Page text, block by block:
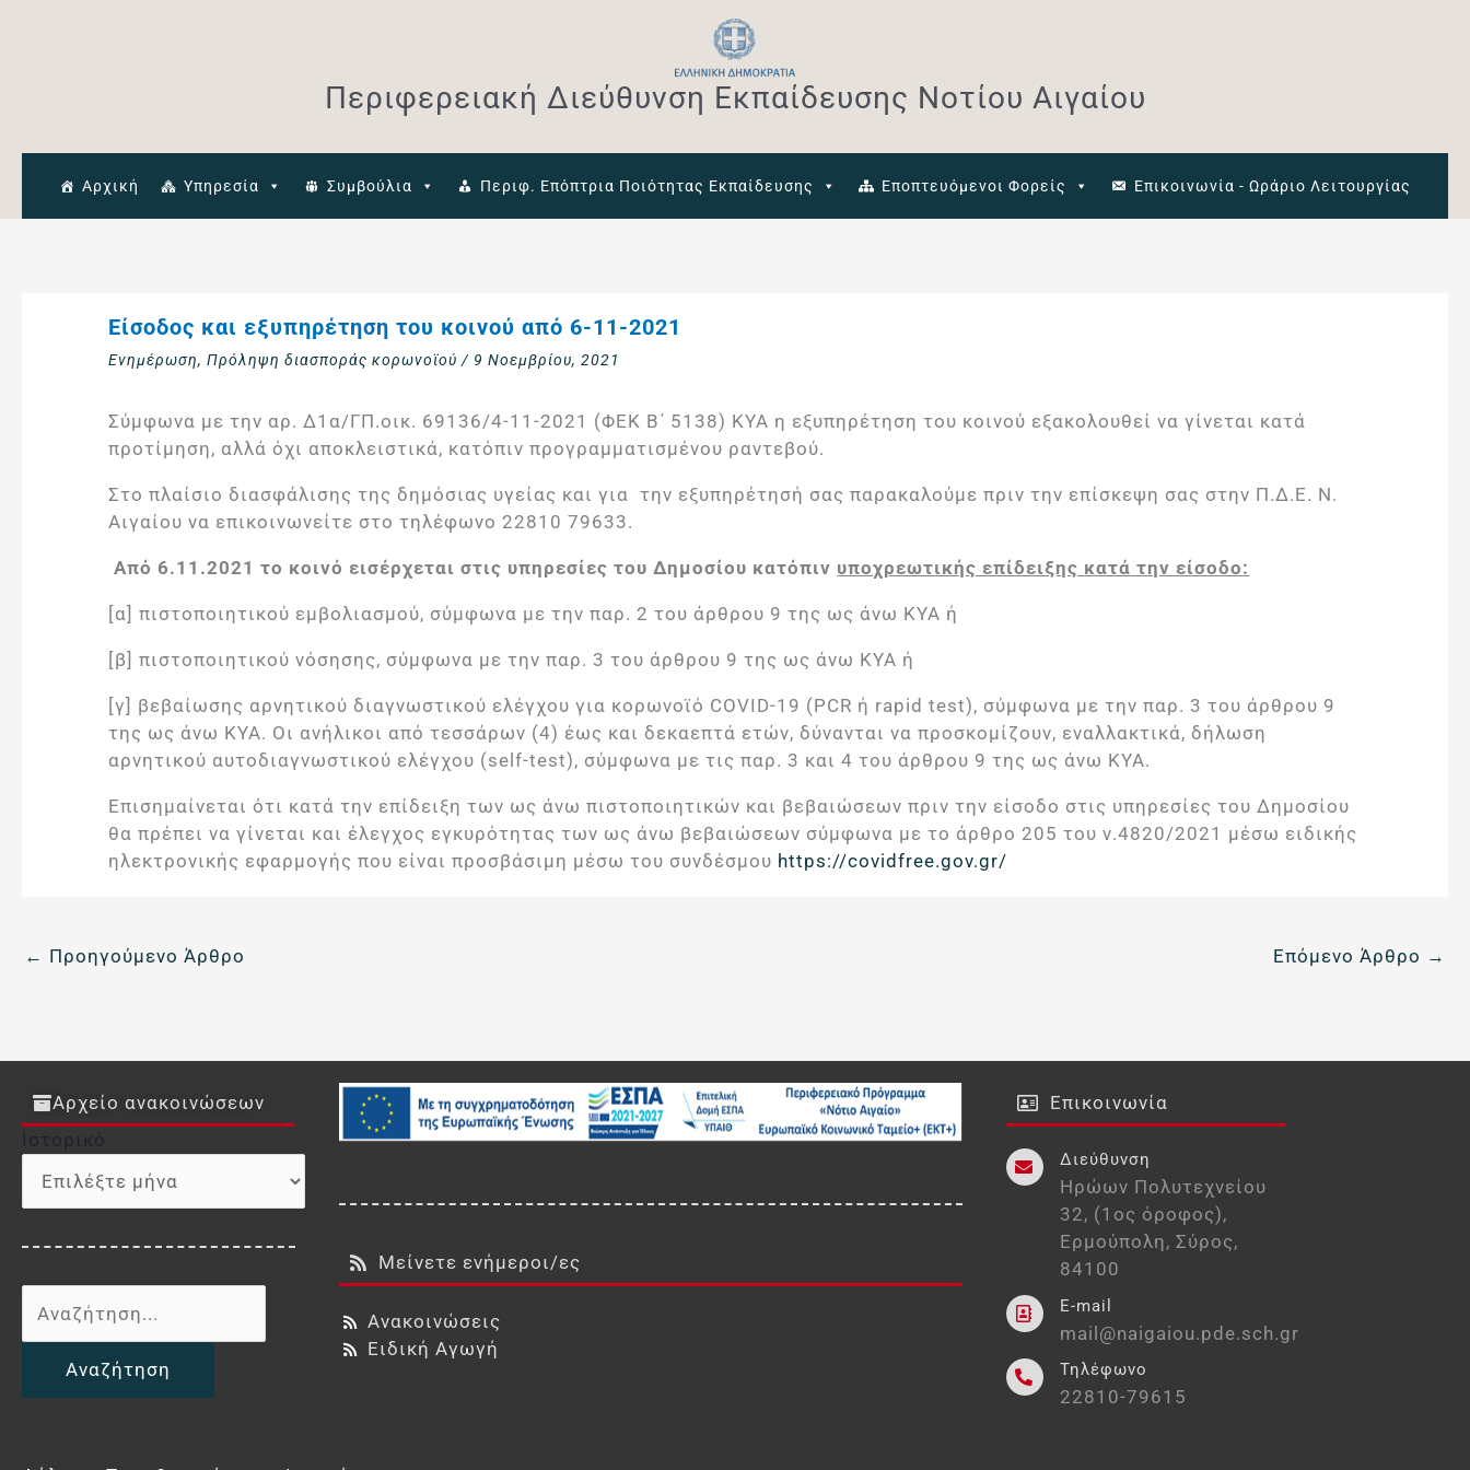
Περιφερειακή Διεύθυνση Εκπαίδευσης Νοτίου Αιγαίου
Αρχική Υπηρεσία Συμβούλια Περιφ. Επόπτρια Ποιότητας Εκπαίδευσης Εποπτευόμενοι Φορείς Επικοινωνία - Ωράριο Λειτουργίας
Είσοδος και εξυπηρέτηση του κοινού από 6-11-2021
Ενημέρωση,Πρόληψη διασποράς κορωνοϊού / 9 Νοεμβρίου, 2021
Σύμφωνα με την αρ. Δ1α/ΓΠ.οικ. 69136/4-11-2021 (ΦΕΚ Β΄ 5138) ΚΥΑ η εξυπηρέτηση του κοινού εξακολουθεί να γίνεται κατά
προτίμηση, αλλά όχι αποκλειστικά, κατόπιν προγραμματισμένου ραντεβού.
Στο πλαίσιο διασφάλισης της δημόσιας υγείας και για την εξυπηρέτησή σας παρακαλούμε πριν την επίσκεψη σας στην Π.Δ.Ε. Ν.
Αιγαίου να επικοινωνείτε στο τηλέφωνο 22810 79633.
Από 6.11.2021 το κοινό εισέρχεται στις υπηρεσίες του Δημοσίου κατόπιν υποχρεωτικής επίδειξης κατά την είσοδο:
[α] πιστοποιητικού εμβολιασμού, σύμφωνα με την παρ. 2 του άρθρου 9 της ως άνω ΚΥΑ ή
[β] πιστοποιητικού νόσησης, σύμφωνα με την παρ. 3 του άρθρου 9 της ως άνω ΚΥΑ ή
[γ] βεβαίωσης αρνητικού διαγνωστικού ελέγχου για κορωνοϊό COVID-19 (PCR ή rapid test), σύμφωνα με την παρ. 3 του άρθρου 9
της ως άνω ΚΥΑ. Οι ανήλικοι από τεσσάρων (4) έως και δεκαεπτά ετών, δύνανται να προσκομίζουν, εναλλακτικά, δήλωση
αρνητικού αυτοδιαγνωστικού ελέγχου (self-test), σύμφωνα με τις παρ. 3 και 4 του άρθρου 9 της ως άνω ΚΥΑ.
Επισημαίνεται ότι κατά την επίδειξη των ως άνω πιστοποιητικών και βεβαιώσεων πριν την είσοδο στις υπηρεσίες του Δημοσίου
θα πρέπει να γίνεται και έλεγχος εγκυρότητας των ως άνω βεβαιώσεων σύμφωνα με το άρθρο 205 του ν.4820/2021 μέσω ειδικής
ηλεκτρονικής εφαρμογής που είναι προσβάσιμη μέσω του συνδέσμου https://covidfree.gov.gr/
← Προηγούμενο Άρθρο Επόμενο Άρθρο →
Αρχείο ανακοινώσεων
για:
Μείνετε ενήμεροι/ες
Ανακοινώσεις
Ειδική Αγωγή
Επικοινωνία
Διεύθυνση
Ηρώων Πολυτεχνείου
32, (1ος όροφος),
Ερμούπολη, Σύρος,
84100
E-mail
mail@naigaiou.pde.sch.gr
Τηλέφωνο
22810-79615